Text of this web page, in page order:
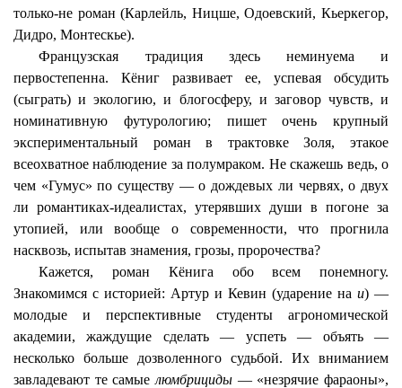
только-не роман (Карлейль, Ницше, Одоевский, Кьеркегор,
Дидро, Монтескье).
Французская традиция здесь неминуема и
первостепенна. Кёниг развивает ее, успевая обсудить
(сыграть) и экологию, и блогосферу, и заговор чувств, и
номинативную футурологию; пишет очень крупный
экспериментальный роман в трактовке Золя, этакое
всеохватное наблюдение за полумраком. Не скажешь ведь, о
чем «Гумус» по существу — о дождевых ли червях, о двух
ли романтиках-идеалистах, утерявших души в погоне за
утопией, или вообще о современности, что прогнила
насквозь, испытав знамения, грозы, пророчества?
Кажется, роман Кёнига обо всем понемногу.
Знакомимся с историей: Артур и Кевин (ударение на и) —
молодые и перспективные студенты агрономической
академии, жаждущие сделать — успеть — объять —
несколько больше дозволенного судьбой. Их вниманием
завладевают те самые люмбрициды — «незрячие фараоны»,